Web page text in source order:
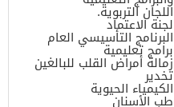
اللجان التربوية.
لجنة الاعتماد
البرنامج التأسيسي العام
برامج تعليمية
زمالة أمراض القلب للبالغين
تخدير
الكيمياء الحيوية
طب الأسنان